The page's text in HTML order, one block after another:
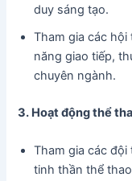
duy sáng tạo.
Tham gia các
năng giao tiếp,
chuyên ngành.
3. Hoạt động thể
Tham gia các
tinh thần thể